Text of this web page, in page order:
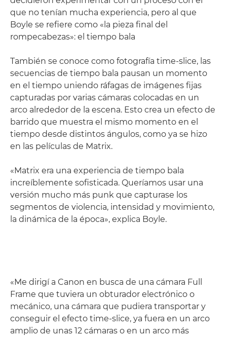
que no tenían mucha experiencia, pero al que
Boyle se refiere como «la pieza final del
rompecabezas»: el tiempo bala
También se conoce como fotografía time-slice, las
secuencias de tiempo bala pausan un momento
en el tiempo uniendo ráfagas de imágenes fijas
capturadas por varias cámaras colocadas en un
arco alrededor de la escena. Esto crea un efecto de
barrido que muestra el mismo momento en el
tiempo desde distintos ángulos, como ya se hizo
en las películas de Matrix.
«Matrix era una experiencia de tiempo bala
increíblemente sofisticada. Queríamos usar una
versión mucho más punk que capturase los
segmentos de violencia, intensidad y movimiento,
la dinámica de la época», explica Boyle.
«Me dirigí a Canon en busca de una cámara Full
Frame que tuviera un obturador electrónico o
mecánico, una cámara que pudiera transportar y
conseguir el efecto time-slice, ya fuera en un arco
amplio de unas 12 cámaras o en un arco más